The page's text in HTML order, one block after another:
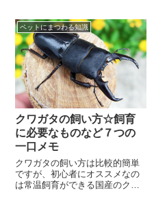
えるペットに注目が集...
ペットにまつわる知識
クワガタの飼い方☆飼育
に必要なものなど７つの
一口メモ
クワガタの飼い方は比較的簡単
ですが、初心者にオススメなの
は常温飼育ができる国産のクワ